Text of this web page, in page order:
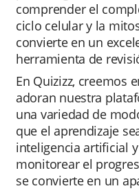
comprender el
ciclo celular y la
convierte en un
herramienta de
En Quizizz, creemos
adoran nuestra
una variedad de
que el aprendizaje
inteligencia artificial
monitorear el
se convierte en un